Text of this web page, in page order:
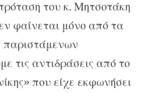
του κ. Μητσοτάκη
φαίνεται μόνο από τα
παριστάμενων
τις αντιδράσεις από το
που είχε εκφωνήσει